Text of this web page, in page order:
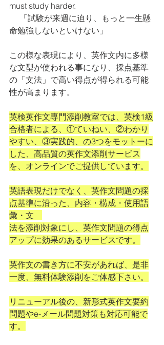
must study harder.
命勉強しないといけない」
この様な表現により、英作文内に多様
な文型が使われる事になり、採点基準
の「文法」で高い得点が得られる可能
性が高まります。
英検英作文専門添削教室では、英検1級
合格者による、①ていねい、②わかり
やすい、③実践的、の3つをモットーに
した、高品質の英作文添削サービス
を、オンラインでご提供しています。
英語表現だけでなく、英作文問題の採
点基準に沿った、内容・構成・使用語
彙・文
法を添削対象にし、英作文問題の得点
アップに効果のあるサービスです。
英作文の書き方に不安があれば、是非
一度、無料体験添削をご体感下さい。
リニューアル後の、新形式英作文要約
問題やe-メール問題対策も対応可能で
す。